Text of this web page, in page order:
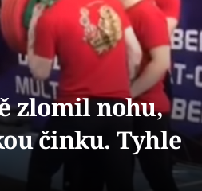
zlomil nohu,
činku. Tyhle